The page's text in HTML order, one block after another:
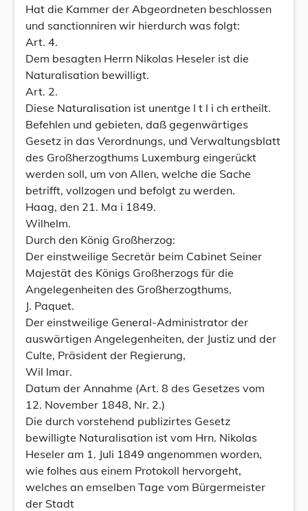
Hat die Kammer der Abgeordneten beschlossen
und sanctionniren wir hierdurch was folgt:
Art. 4.
Dem besagten Herrn Nikolas Heseler ist die
Naturalisation bewilligt.
Art. 2.
Diese Naturalisation ist unentge l t l i ch ertheilt.
Befehlen und gebieten, daß gegenwärtiges
Gesetz in das Verordnungs, und Verwaltungsblatt
des Großherzogthums Luxemburg eingerückt
werden soll, um von Allen, welche die Sache
betrifft, vollzogen und befolgt zu werden.
Haag, den 21. Ma i 1849.
Wilhelm.
Durch den König Großherzog:
Der einstweilige Secretär beim Cabinet Seiner
Majestät des Königs Großherzogs für die
Angelegenheiten des Großherzogthums,
J. Paquet.
Der einstweilige General-Administrator der
auswärtigen Angelegenheiten, der Justiz und der
Culte, Präsident der Regierung,
Wil lmar.
Datum der Annahme (Art. 8 des Gesetzes vom
12. November 1848, Nr. 2.)
Die durch vorstehend publizirtes Gesetz
bewilligte Naturalisation ist vom Hrn. Nikolas
Heseler am 1. Juli 1849 angenommen worden,
wie folhes aus einem Protokoll hervorgeht,
welches an emselben Tage vom Bürgermeister
der Stadt